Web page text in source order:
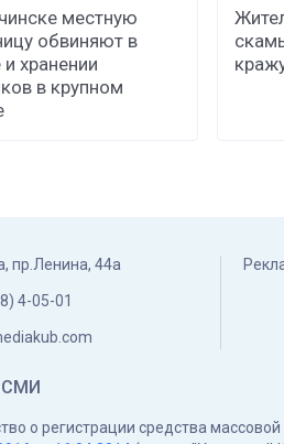
местную
обвиняют в
и хранении
в крупном
пр.Ленина, 44а
4-05-01
СМИ
о регистрации средства